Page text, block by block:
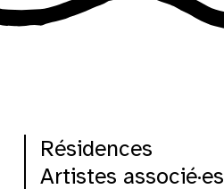
Résidences
Artistes associé·es